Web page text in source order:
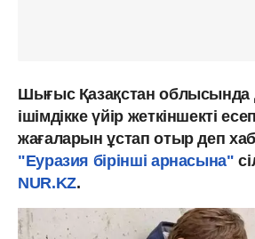
Шығыс Қазақстан облысында
ішімдікке үйір жеткіншекті
жағаларын ұстап отыр деп
"Еуразия бірінші арнасына"
NUR.KZ.